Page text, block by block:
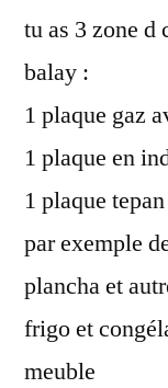
tu as 3 zone d
balay :
1 plaque gaz
1 plaque en
1 plaque
par exemple
plancha et
frigo et
meuble